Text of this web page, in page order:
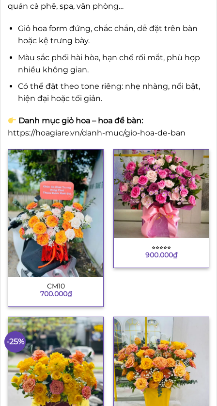
quán cà phê, spa, văn phòng…
Giỏ hoa form đứng, chắc chắn, dễ đặt trên bàn
hoặc kệ trưng bày.
Màu sắc phối hài hòa, hạn chế rối mắt, phù hợp
nhiều không gian.
Có thể đặt theo tone riêng: nhẹ nhàng, nổi bật,
hiện đại hoặc tối giản.
Danh mục giỏ hoa – hoa để bàn:
https://hoagiare.vn/danh-muc/gio-hoa-de-ban
CM10
700.000₫
⭐︎⭐︎⭐︎⭐︎⭐︎
900.000₫
-25%